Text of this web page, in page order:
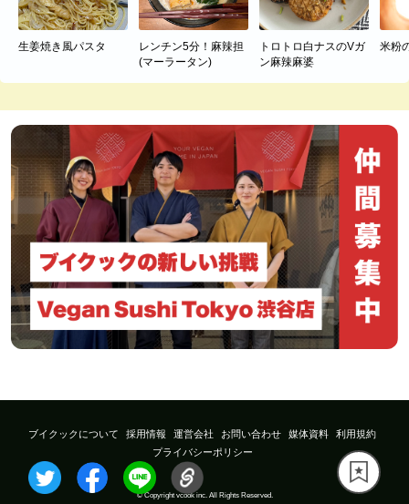
生姜焼き風パスタ
レンチン5分！麻辣担
(マーラータン)
トロトロ白ナスのVガ
ン麻辣麻婆
米粉
ブイクックについて 採用情報 運営会社 お問い合わせ 媒体資料
利用規約
プライバシーポリシー
© Copyright vcook inc. All Rights Reserved.